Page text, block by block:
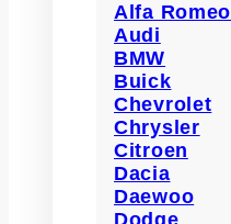
Alfa Romeo
Audi
BMW
Buick
Chevrolet
Chrysler
Citroen
Dacia
Daewoo
Dodge